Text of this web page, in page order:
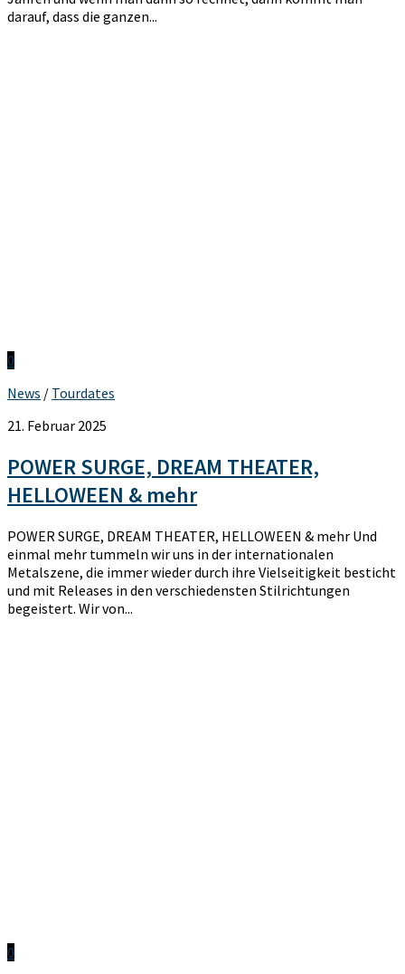
darauf, dass die ganzen...
0
News / Tourdates
21. Februar 2025
POWER SURGE, DREAM THEATER,
HELLOWEEN & mehr
POWER SURGE, DREAM THEATER, HELLOWEEN & mehr Und
einmal mehr tummeln wir uns in der internationalen
Metalszene, die immer wieder durch ihre Vielseitigkeit besticht
und mit Releases in den verschiedensten Stilrichtungen
begeistert. Wir von...
0